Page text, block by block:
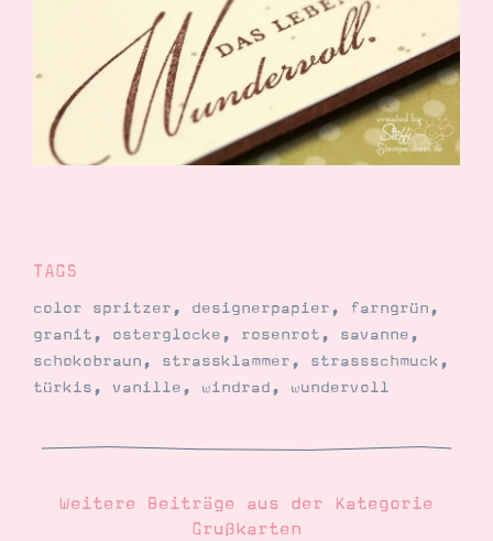
TAGS
color spritzer, designerpapier, farngrün,
granit, osterglocke, rosenrot, savanne,
schokobraun, strassklammer, strassschmuck,
türkis, vanille, windrad, wundervoll
Weitere Beiträge aus der Kategorie
Grußkarten